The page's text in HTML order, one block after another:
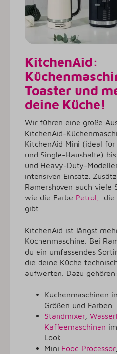
KitchenAid:
Toaster und
deine Küche!
Wir führen eine große
KitchenAid-
KitchenAid Mini (ideal für
und Single-Haushalte)
und Heavy-Duty-
intensiven Einsatz.
Ramershoven auch viele
wie die Farbe Petrol,
die
gibt
KitchenAid ist längst
Küchenmaschine. Bei
du ein umfassendes
die deine Küche
aufwerten. Dazu gehören:
Küchenmaschinen
Größen und Farben
Standmixer,
Kaffeemaschinen
Look
Mini Food Processor,